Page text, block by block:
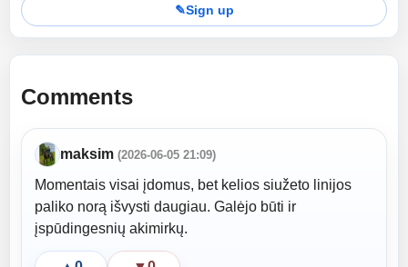
✎Sign up
Comments
maksim (2026-06-05 21:09)
Momentais visai įdomus, bet kelios siužeto linijos
paliko norą išvysti daugiau. Galėjo būti ir
įspūdingesnių akimirkų.